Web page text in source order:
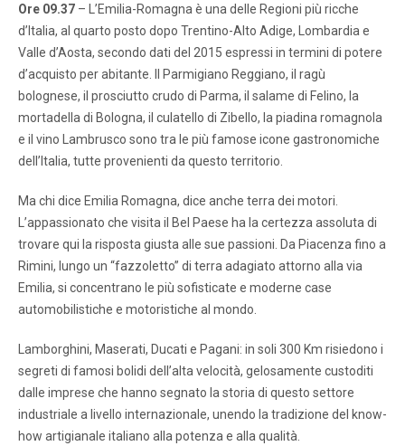
Ore 09.37 – L’Emilia-Romagna è una delle Regioni più ricche
d’Italia, al quarto posto dopo Trentino-Alto Adige, Lombardia e
Valle d’Aosta, secondo dati del 2015 espressi in termini di potere
d’acquisto per abitante. Il Parmigiano Reggiano, il ragù
bolognese, il prosciutto crudo di Parma, il salame di Felino, la
mortadella di Bologna, il culatello di Zibello, la piadina romagnola
e il vino Lambrusco sono tra le più famose icone gastronomiche
dell’Italia, tutte provenienti da questo territorio.
Ma chi dice Emilia Romagna, dice anche terra dei motori.
L’appassionato che visita il Bel Paese ha la certezza assoluta di
trovare qui la risposta giusta alle sue passioni. Da Piacenza fino a
Rimini, lungo un “fazzoletto” di terra adagiato attorno alla via
Emilia, si concentrano le più sofisticate e moderne case
automobilistiche e motoristiche al mondo.
Lamborghini, Maserati, Ducati e Pagani: in soli 300 Km risiedono i
segreti di famosi bolidi dell’alta velocità, gelosamente custoditi
dalle imprese che hanno segnato la storia di questo settore
industriale a livello internazionale, unendo la tradizione del know-
how artigianale italiano alla potenza e alla qualità.